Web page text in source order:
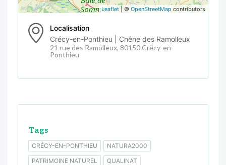
Leaflet | © OpenStreetMap contributors
Localisation
Crécy-en-Ponthieu | Chêne des Ramolleux
21 rue des Ramolleux, 80150 Crécy-en-
Ponthieu
Tags
CRÉCY-EN-PONTHIEU
NATURA2000
PATRIMOINE NATUREL
QUALINAT